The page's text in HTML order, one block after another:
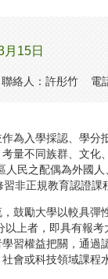
15日
絡人：許彤竹 電
為入學採認、學
量不同族群、文
民之配偶為外國
非正規教育認證課
鼓勵大學以較具
上者，即具有報
習權益把關，通
會或科技領域課程